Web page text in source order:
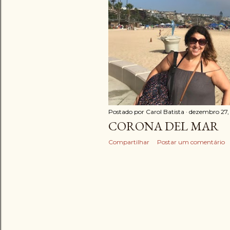
g
e
s
Postado por Carol Batista dezembro 27,
CORONA DEL MAR
Compartilhar Postar um comentário